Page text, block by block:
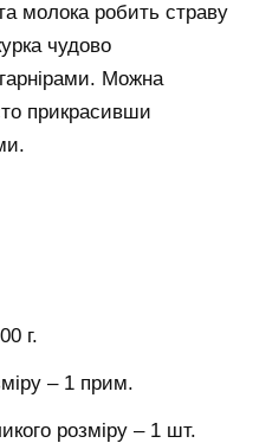
молока робить страву
чудово
Можна
прикрасивши
г.
– 1 прим.
розміру – 1 шт.